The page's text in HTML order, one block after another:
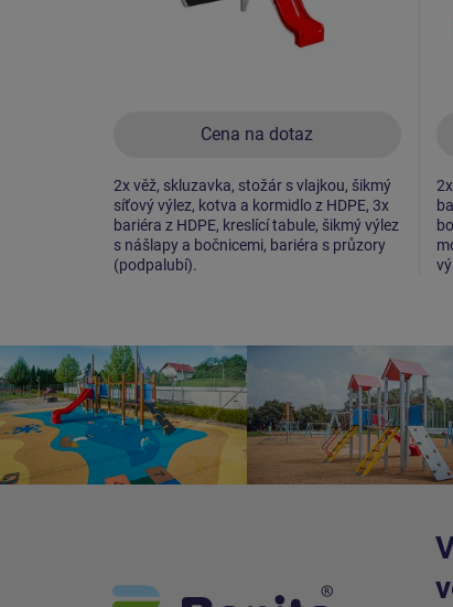
Cena na dotaz
2x věž, skluzavka, stožár s vlajkou, šikmý
síťový výlez, kotva a kormidlo z HDPE, 3x
bariéra z HDPE, kreslící tabule, šikmý výlez
s nášlapy a bočnicemi, bariéra s průzory
(podpalubí).